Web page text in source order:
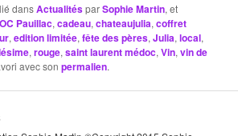
dansActualitésparSophie Martin, et
Pauillac,cadeau,chateaujulia,coffret
,edition limitée,fête des pères,Julia,local,
,rouge,saint laurent médoc,Vin,vin de
avec sonpermalien.